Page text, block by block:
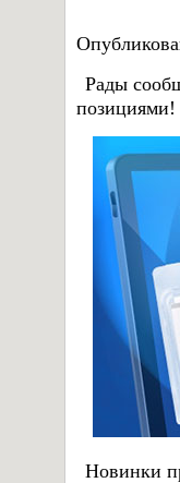
Рады
позициями!
Новинки